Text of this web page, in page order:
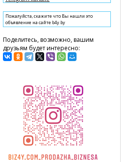
Пожалуйста, скажите что Вы нашли это
объявление на сайте b4y.by
Поделитесь, возможно, вашим
друзьям будет интересно: